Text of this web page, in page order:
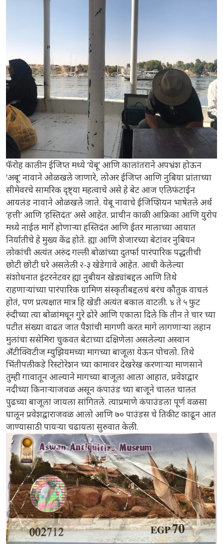
फॅरोह कालीन ईजिप्त मध्ये ‘येबू’ आणि कालांतराने अपभ्रंश होऊन
‘अबू’ नावाने ओळखले जाणारे, लोअर ईजिप्त आणि नुबिया प्रांताच्या
सीमेवरचे सामरिक दृष्ट्या महत्वाचे असे हे बेट आज एलिफंटाईन
आयलंड नावाने ओळखले जाते. येबू नावाचे ईजिप्शियन भाषेतले अर्थ
‘हत्ती’ आणि ‘हस्तिदंत’ असे आहेत. प्राचीन काळी आफ्रिका आणि युरोप
मध्ये नाईल मार्गे होणाऱ्या हस्तिदंत आणि ईतर मालाच्या आयात
निर्यातीचे हे मुख्य केंद्र होते. ह्या आणि शेजारच्या बेटांवर नुबियन
लोकांची अत्यंत अरुंद गल्ली बोळांच्या दुतर्फा पारंपारिक पद्धतीची
छोटी छोटी घरे असलेली २-३ खेडेगावे आहेत. आधी केलेल्या
संशोधनात इंटरनेटवर ह्या नुबीयन खेड्यांबद्दल आणि तिथे
राहणाऱ्यांच्या पारंपारिक ग्रामिण संस्कृतीबद्दलचं बरंच कौतुक वाचलं
होतं, पण प्रत्यक्षात मात्र हि खेडी अत्यंत बकाल वाटली. ४ ते ५ फुट
रुंदीच्या त्या बोळांमधून गुरे ढोरे आणि एकाला दिले कि तीन ते चार च्या
पटीत संख्या वाढत जात पैशांची मागणी करत मागे लागणाऱ्या लहान
मुलांचा ससेमिरा चुकवत बेटाच्या दक्षिणेला असलेल्या अस्वान
अँटीक्विटीज म्युझियमच्या मागच्या बाजूला येऊन पोचलो. तिथे
भिंतीपलीकडे रिस्टोरेशन च्या कामावर देखरेख करणाऱ्या माणसाने
तुम्ही गावातून आल्याने मागच्या बाजूला आला आहात, प्रवेशद्वार
नदीच्या किनाऱ्याजवळ असून कंपाउंड च्या बाजूने चालत चालत
पुढच्या बाजूला जायला सांगितले. त्याप्रमाणे कंपाउंडला पूर्ण वळसा
घालून प्रवेशद्वाराजवळ आलो आणि ७० पाउंडस चे तिकीट काढून आत
जाण्यासाठी पायऱ्या चढायला सुरुवात केली.